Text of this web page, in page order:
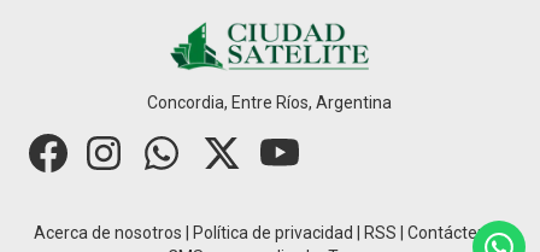
Concordia, Entre Ríos, Argentina
Acerca de nosotros Política de privacidad RSS |Contáctenos